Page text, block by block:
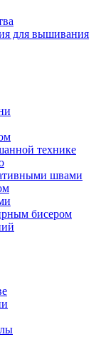
для вышивания
технике
швами
бисером